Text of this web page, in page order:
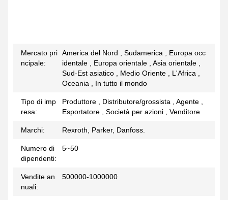
Mercato pri
ncipale:
America del Nord , Sudamerica , Europa occ
identale , Europa orientale , Asia orientale ,
Sud-Est asiatico , Medio Oriente , L'Africa ,
Oceania , In tutto il mondo
Tipo di imp
resa:
Produttore , Distributore/grossista , Agente ,
Esportatore , Società per azioni , Venditore
Marchi: Rexroth, Parker, Danfoss.
Numero di
dipendenti:
5~50
Vendite an
nuali:
500000-1000000